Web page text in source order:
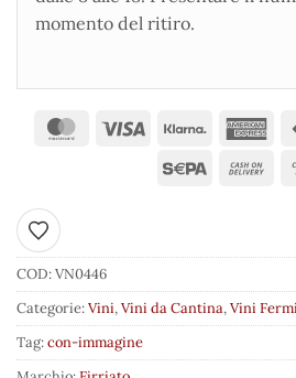
momento del ritiro.
Aggiungi ai preferiti
COD:VN0446
Categorie:Vini,Vini da Cantina,Vini Fermi
Tag:con-immagine